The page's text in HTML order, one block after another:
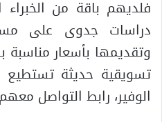
فلديهم باقة من
دراسات جدوى على
وتقديمها بأسعار
تسويقية حديثة تستطيع
الوفير، رابط التواصل